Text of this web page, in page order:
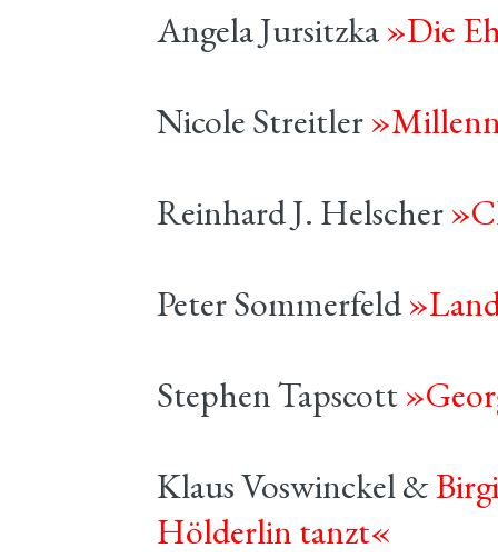
Angela Jursitzka»Die
Nicole Streitler
Reinhard J. Helscher
Peter Sommerfeld
Stephen Tapscott
Klaus Voswinckel &
Hölderlin tanzt«